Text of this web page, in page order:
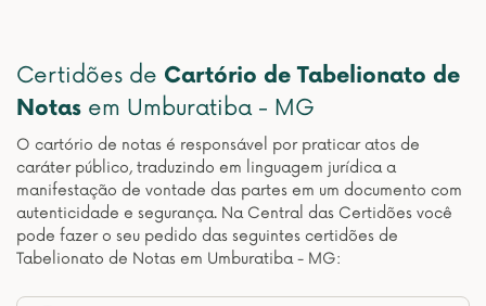
Certidões de Cartório de Tabelionato de
Notas em Umburatiba - MG
O cartório de notas é responsável por praticar atos de
caráter público, traduzindo em linguagem jurídica a
manifestação de vontade das partes em um documento com
autenticidade e segurança. Na Central das Certidões você
pode fazer o seu pedido das seguintes certidões de
Tabelionato de Notas em Umburatiba - MG: